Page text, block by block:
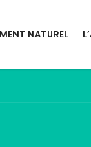
NATUREL